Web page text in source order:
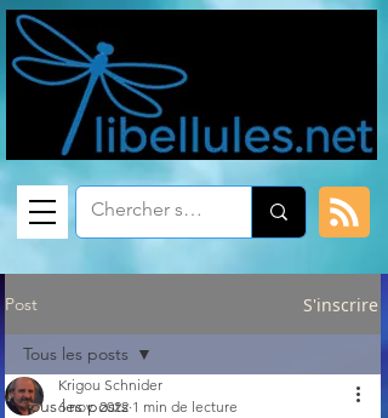
Post S'inscrire
Tous les posts
Tous les posts
Krigou Schnider
6 nov. 2022 1 min de lecture